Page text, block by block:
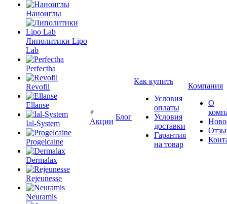
Наноиглы
Липолитики Lipo
Lab
Perfectha
Revofil
Ellanse
Ial-System
Progelcaine
Dermalax
Rejeunesse
Neuramis
Акции
Блог
Как купить
Условия
оплаты
Условия
доставки
Гарантия
на товар
Компания
О